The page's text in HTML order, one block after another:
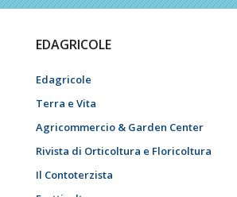
EDAGRICOLE
Edagricole
Terra e Vita
Agricommercio & Garden Center
Rivista di Orticoltura e Floricoltura
Il Contoterzista